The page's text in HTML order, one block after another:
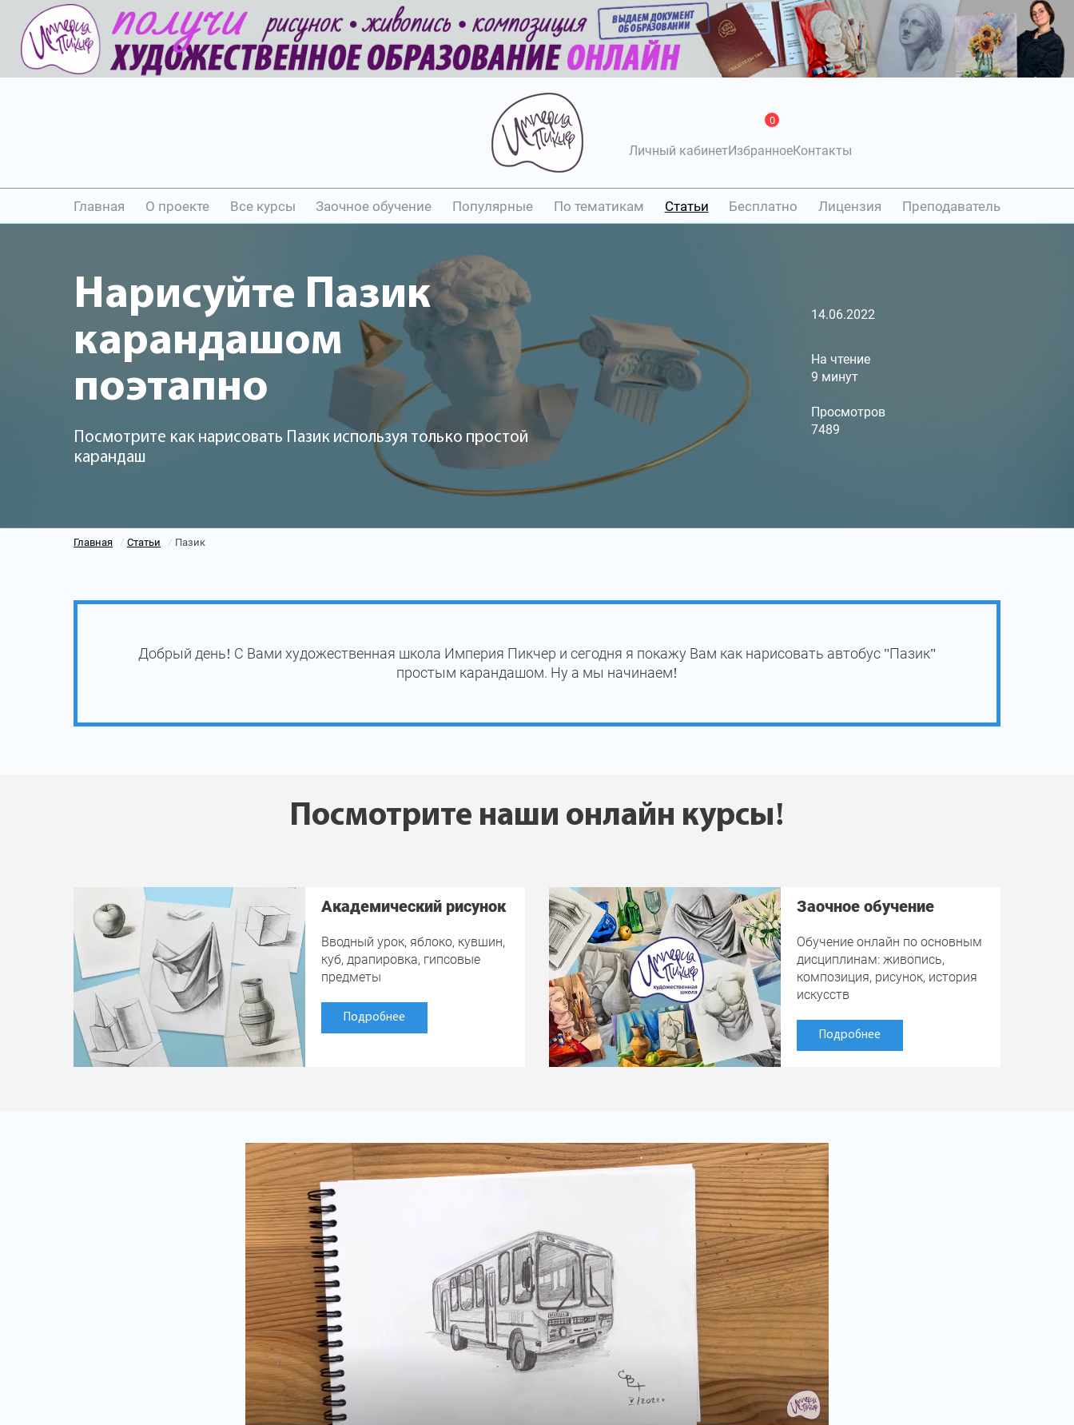
Личный кабинетИзбранное
0
Контакты
Главная О проекте Все курсы Заочное обучение Популярные По тематикам Статьи Бесплатно Лицензия Преподаватель
Нарисуйте Пазик
карандашом
поэтапно
Посмотрите как нарисовать Пазик используя только простой
карандаш
14.06.2022
На чтение
9 минут
Просмотров
7489
Главная / Статьи / Пазик
Добрый день! С Вами художественная школа Империя Пикчер и сегодня я покажу Вам как нарисовать автобус "Пазик"
простым карандашом. Ну а мы начинаем!
Посмотрите наши онлайн курсы!
Академический рисунок
Вводный урок, яблоко, кувшин,
куб, драпировка, гипсовые
предметы
Подробнее
Заочное обучение
Обучение онлайн по основным
дисциплинам: живопись,
композиция, рисунок, история
искусств
Подробнее